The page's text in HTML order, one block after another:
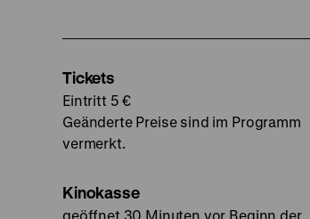
Tickets
Eintritt 5 €
Geänderte Preise sind im Programm
vermerkt.
Kinokasse
geöffnet 30 Minuten vor Beginn der